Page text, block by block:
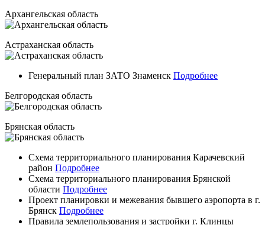
Архангельская область
Астраханская область
Генеральный план ЗАТО Знаменск Подробнее
Белгородская область
Брянская область
Схема территориального планирования Карачевский
район Подробнее
Схема территориального планирования Брянской
области Подробнее
Проект планировки и межевания бывшего аэропорта в г.
Брянск Подробнее
Правила землепользования и застройки г. Клинцы